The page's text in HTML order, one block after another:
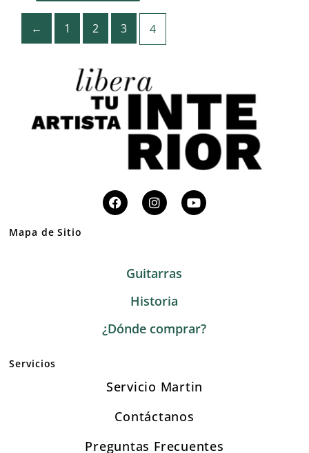
← 1 2 3 4
Mapa de Sitio
Guitarras
Historia
¿Dónde comprar?
Servicios
Servicio Martin
Contáctanos
Preguntas Frecuentes